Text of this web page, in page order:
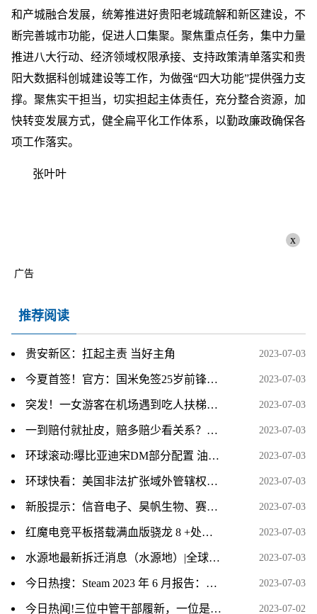
和产城融合发展，统筹推进好贵阳老城疏解和新区建设，不
断完善城市功能，促进人口集聚。聚焦重点任务，集中力量
推进八大行动、经济领域权限承接、支持政策清单落实和贵
阳大数据科创城建设等工作，为做强“四大功能”提供强力支
撑。聚焦实干担当，切实担起主体责任，充分整合资源，加
快转变发展方式，健全扁平化工作体系，以勤政廉政确保各
项工作落实。
张叶叶
x
广告
推荐阅读
贵安新区：扛起主责 当好主角 2023-07-03
今夏首签！官方：国米免签25岁前锋马库斯-图拉姆|每日快讯 2023-07-03
突发！一女游客在机场遇到吃人扶梯，要面临终生残疾，细节曝出|快消息 2023-07-03
一到赔付就扯皮，赔多赔少看关系？种粮保险需要更“保险” 新资讯 2023-07-03
环球滚动:曝比亚迪宋DM部分配置 油耗仅1.4L/100km 2023-07-03
环球快看：美国非法扩张域外管辖权严重扰乱国际秩序 2023-07-03
新股提示：信音电子、昊帆生物、赛维时代、豪声电子今日申购 2023-07-03
红魔电竞平板搭载满血版骁龙 8 +处理器 2023-07-03
水源地最新拆迁消息（水源地）|全球热推荐 2023-07-03
今日热搜：Steam 2023 年 6 月报告：微软 Win11 份额涨至 35.75% 创新高 2023-07-03
今日热闻!三位中管干部履新，一位是中央委员，一位跨省任省级党委常委！ 2023-07-02